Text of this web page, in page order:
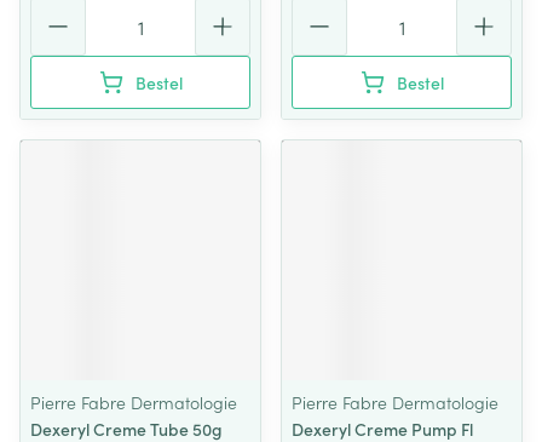
Bestel Bestel
Pierre Fabre Dermatologie
Dexeryl Creme Tube 50g
Pierre Fabre Dermatologie
Dexeryl Creme Pump Fl